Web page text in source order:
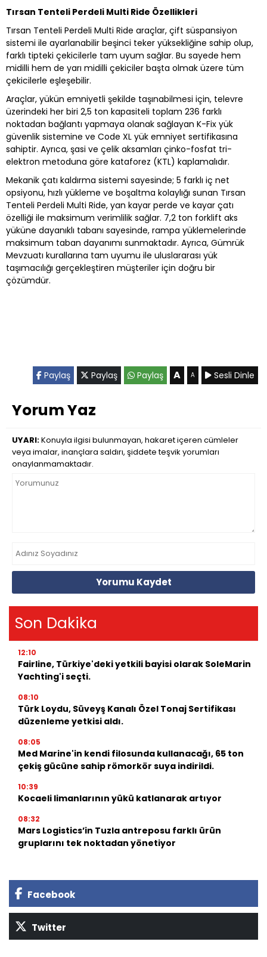
Tırsan Tenteli Perdeli Multi Ride Özellikleri
Tırsan Tenteli Perdeli Multi Ride araçlar, çift süspansiyon
sistemi ile ayarlanabilir beşinci teker yüksekliğine sahip olup,
farklı tipteki çekicilerle tam uyum sağlar. Bu sayede hem
midilli hem de yarı midilli çekiciler başta olmak üzere tüm
çekicilerle eşleşebilir.​
Araçlar, yükün emniyetli şekilde taşınabilmesi için, televre
üzerindeki her biri 2,5 ton kapasiteli toplam 236 farklı
noktadan bağlantı yapmaya olanak sağlayan K-Fix yük
güvenlik sistemine ve Code XL yük emniyet sertifikasına
sahiptir. Ayrıca, şasi ve çelik aksamları çinko-fosfat tri-
elektron metoduna göre kataforez (KTL) kaplamalıdır.​
Mekanik çatı kaldırma sistemi sayesinde; 5 farklı iç net
opsiyonu, hızlı yükleme ve boşaltma kolaylığı sunan Tırsan
Tenteli Perdeli Multi Ride, yan kayar perde ve kayar çatı
özelliği ile maksimum verimlilik sağlar. 7,2 ton forklift aks
yüküne dayanıklı tabanı sayesinde, rampa yüklemelerinde
maksimum taban dayanımı sunmaktadır. Ayrıca, Gümrük
Mevzuatı kurallarına tam uyumu ile uluslararası yük
taşımacılığı gerçekleştiren müşteriler için doğru bir
çözümdür.
Paylaş Paylaş Paylaş A A Sesli Dinle
Yorum Yaz
UYARI:Konuyla ilgisi bulunmayan, hakaret içeren cümleler
veya imalar, inançlara saldırı, şiddete teşvik yorumları
onaylanmamaktadır.
Yorumu Kaydet
Son Dakika
12:10
Fairline, Türkiye'deki yetkili bayisi olarak SoleMarin
Yachting'i seçti.
08:10
Türk Loydu, Süveyş Kanalı Özel Tonaj Sertifikası
düzenleme yetkisi aldı.
08:05
Med Marine'in kendi filosunda kullanacağı, 65 ton
çekiş gücüne sahip römorkör suya indirildi.
10:39
Kocaeli limanlarının yükü katlanarak artıyor
08:32
Mars Logistics’in Tuzla antreposu farklı ürün
gruplarını tek noktadan yönetiyor
Facebook
Twitter